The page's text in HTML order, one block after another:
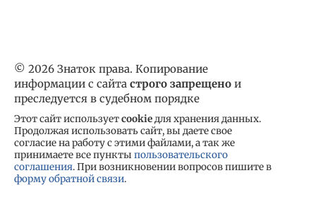
© 2026 Знаток права. Копирование
информации с сайта строго запрещено и
преследуется в судебном порядке
Этот сайт используетcookieдля хранения данных.
Продолжая использовать сайт, вы даете свое
согласие на работу с этими файлами, а так же
принимаете все пункты пользовательского
соглашения. При возникновении вопросов пишите в
форму обратной связи.